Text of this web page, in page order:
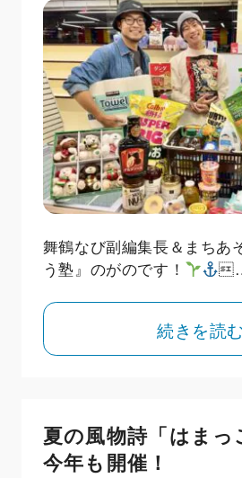
舞鶴なび副編集長＆まちあ
う塾』のがのです！
続きを読む
夏の風物詩「はまっ
今年も開催！